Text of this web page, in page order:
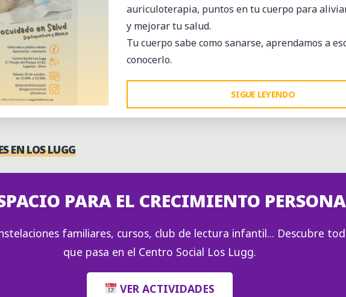
auriculoterapia, puntos en tu cuerpo para
y mejorar tu salud.
Tu cuerpo sabe como sanarse, aprendamos a
conocerlo.
SIGUE LEYENDO
DE
EN LOS LUGG
PARA EL CRECIMIENTO
familiares, cursos, club de lectura infantil... Descubre
que pasa en el Centro Social Los Lugg.
VER ACTIVIDADES